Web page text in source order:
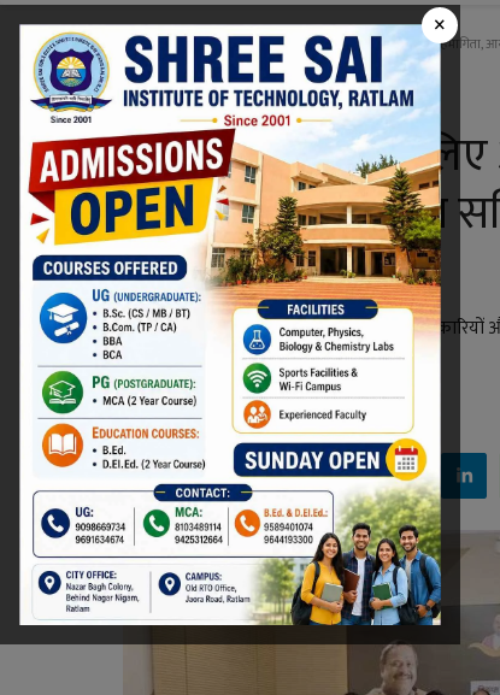
×
Home खेल खेल चेतना मेले के लिए अब तक 98 स्कूलों ने की सहभागिता,
खेल
खेल चेतना मेले के लिए
सहभागिता, आयोजन
तैयारियों की समीक्षा
रतलाम में खेल चेतना मेला आयोजन समिति
शुरू होगा।
Niraj Kumar Shukla Dec 18, 2025 - 17:44
Facebook Twitter